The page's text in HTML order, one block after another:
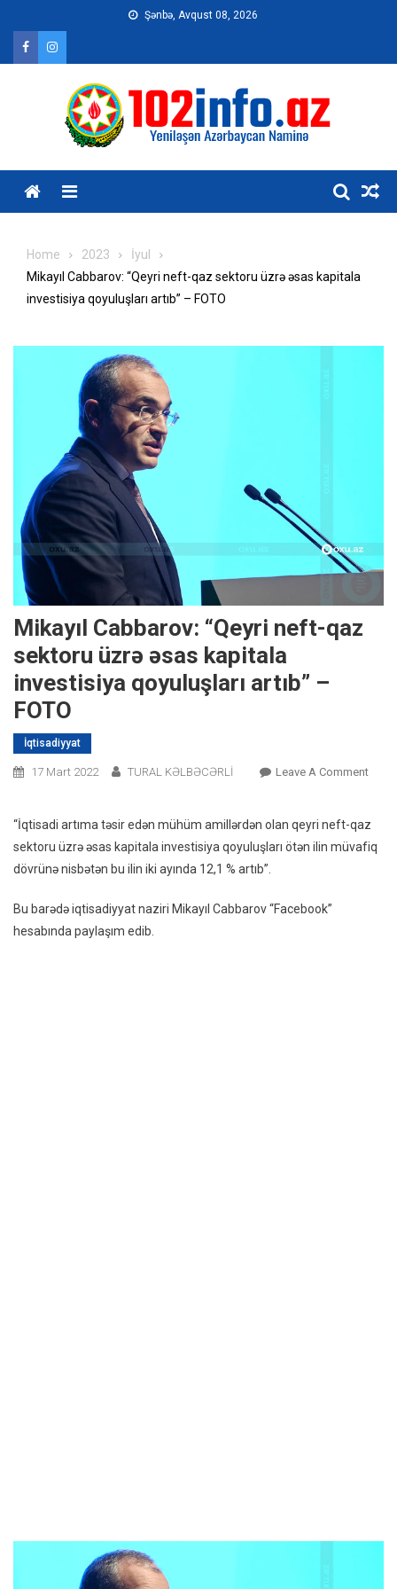
content
Şənbə, Avqust 08, 2026
Home 2023
İyul
Mikayıl Cabbarov: “Qeyri neft-qaz sektoru üzrə əsas kapitala
investisiya qoyuluşları artıb” – FOTO
Mikayıl Cabbarov: “Qeyri neft-qaz
sektoru üzrə əsas kapitala
investisiya qoyuluşları artıb” –
FOTO
İqtisadiyyat
17 Mart 2022 TURAL KƏLBƏCƏRLİ Leave A CommentOn
“Qeyri
Neft-
“İqtisadi artıma təsir edən mühüm amillərdən olan qeyri neft-qaz
sektoru üzrə əsas kapitala investisiya qoyuluşları ötən ilin müvafiq
dövrünə nisbətən bu ilin iki ayında 12,1 % artıb”.
Bu barədə iqtisadiyyat naziri Mikayıl Cabbarov “Facebook”
hesabında paylaşım edib.